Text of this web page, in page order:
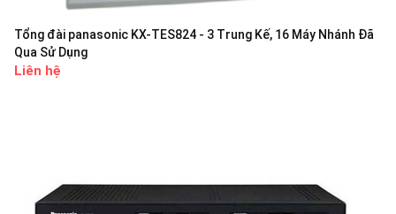
Tổng đài panasonic KX-TES824 - 3 Trung Kế, 16 Máy Nhánh Đã
Qua Sử Dụng
Liên hệ